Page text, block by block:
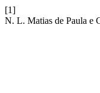
[1]
N. L. Matias de Paula